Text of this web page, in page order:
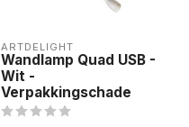
ARTDELIGHT
Wandlamp Quad USB -
Wit -
Verpakkingschade